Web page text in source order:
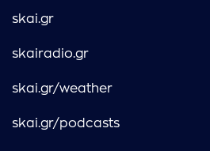
skai.gr
skairadio.gr
skai.gr/weather
skai.gr/podcasts